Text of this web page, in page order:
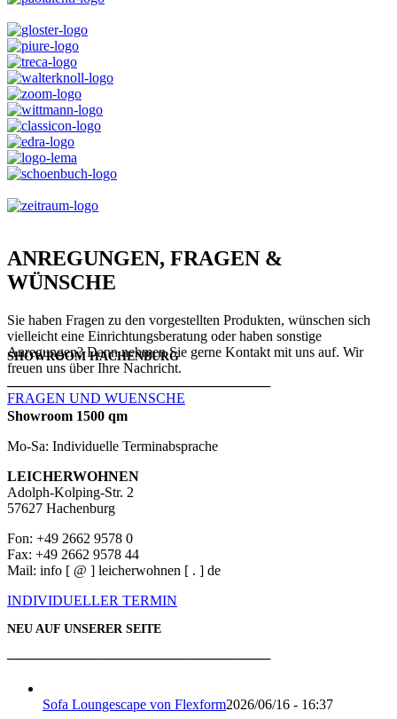
ANREGUNGEN, FRAGEN &
WÜNSCHE
Sie haben Fragen zu den vorgestellten Produkten, wünschen sich
vielleicht eine Einrichtungsberatung oder haben sonstige
Anregungen? Dann nehmen Sie gerne Kontakt mit uns auf. Wir
freuen uns über Ihre Nachricht.
FRAGEN UND WUENSCHE
SHOWROOM HACHENBURG
───────────────────────────
Showroom 1500 qm
Mo-Sa: Individuelle Terminabsprache
LEICHERWOHNEN
Adolph-Kolping-Str. 2
57627 Hachenburg
Fon: +49 2662 9578 0
Fax: +49 2662 9578 44
Mail: info [ @ ] leicherwohnen [ . ] de
INDIVIDUELLER TERMIN
NEU AUF UNSERER SEITE
───────────────────────────
Sofa Loungescape von Flexform2026/06/16 - 16:37